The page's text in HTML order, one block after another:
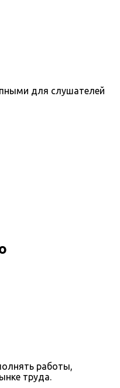
для слушателей
работы,
труда.